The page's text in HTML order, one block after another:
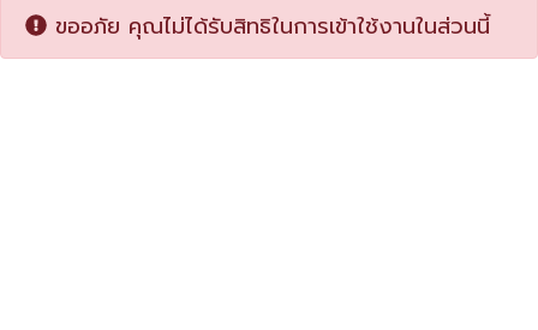
ขออภัย คุณไม่ได้รับสิทธิในการเข้าใช้งานในส่วนนี้